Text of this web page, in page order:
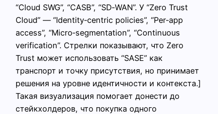
“Cloud SWG”, “CASB”, “SD‑WAN”. У “Zero Trust
Cloud” — “Identity‑centric policies”, “Per‑app
access”, “Micro‑segmentation”, “Continuous
verification”. Стрелки показывают, что Zero
Trust может использовать “SASE” как
транспорт и точку присутствия, но принимает
решения на уровне идентичности и контекста.]
Такая визуализация помогает донести до
стейкхолдеров, что покупка одного